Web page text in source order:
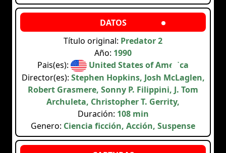
Título original: Predator 2
Año: 1990
Pais(es):
United States of America
Director(es): Stephen Hopkins, Josh McLaglen,
Robert Grasmere, Sonny P. Filippini, J. Tom
Archuleta, Christopher T. Gerrity,
Duración: 108 min
Genero: Ciencia ficción, Acción, Suspense